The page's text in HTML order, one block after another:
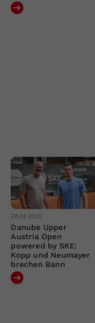
28.04.2026
Danube Upper
Austria Open
powered by SKE:
Kopp und Neumayer
brechen Bann